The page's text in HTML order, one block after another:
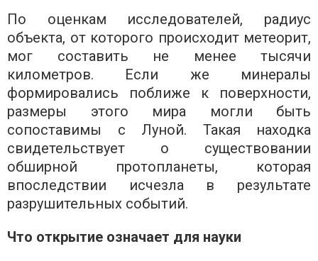
По оценкам исследователей, радиус
объекта, от которого происходит метеорит,
мог составить не менее тысячи
километров. Если же минералы
формировались поближе к поверхности,
размеры этого мира могли быть
сопоставимы с Луной. Такая находка
свидетельствует о существовании
обширной протопланеты, которая
впоследствии исчезла в результате
разрушительных событий.
Что открытие означает для науки